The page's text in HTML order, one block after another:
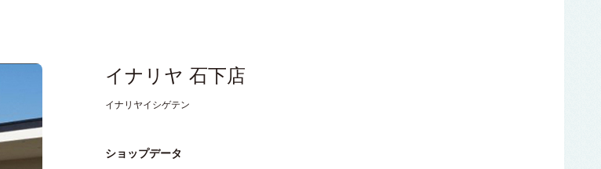
イナリヤ 石下店
イナリヤイシゲテン
ショップデータ